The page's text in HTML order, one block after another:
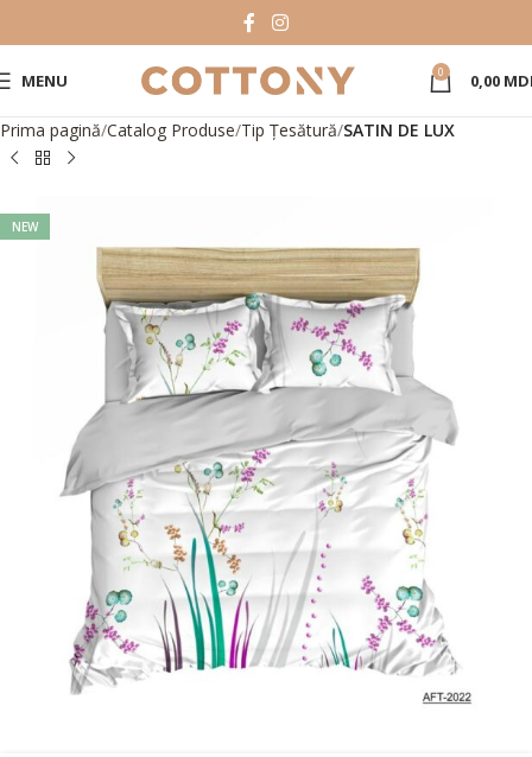
MENU 0 0,00
Prima pagină Catalog Produse Tip Țesătură SATIN DE LUX
NEW